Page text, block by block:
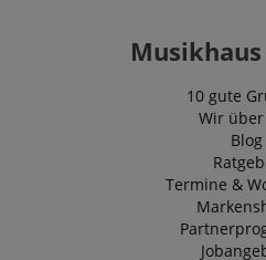
10 gute
Wir
Blog
Termine &